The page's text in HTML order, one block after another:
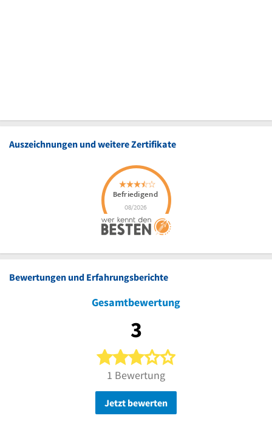
Auszeichnungen und weitere Zertifikate
Bewertungen und Erfahrungsberichte
Gesamtbewertung
3
3 von 5 Sternen
1 Bewertung
Jetzt bewerten